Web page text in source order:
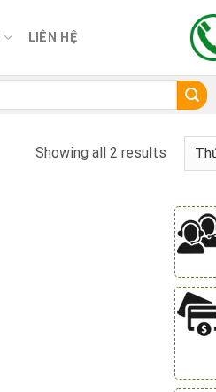
LIÊN HỆ
Showing all 2 results